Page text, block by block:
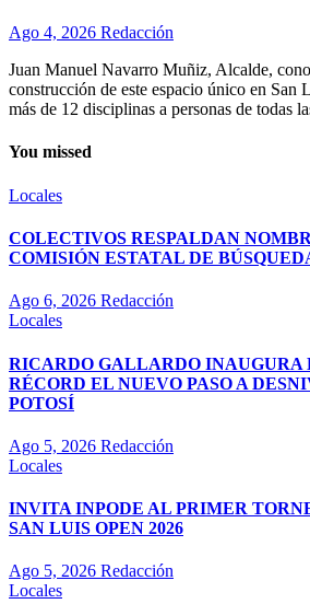
Ago 4, 2026 Redacción
Juan Manuel Navarro Muñiz, Alcalde,
construcción de este espacio único en San
más de 12 disciplinas a personas de todas
You missed
Locales
COLECTIVOS RESPALDAN
COMISIÓN ESTATAL DE
Ago 6, 2026 Redacción
Locales
RICARDO GALLARDO INAUGURA
RÉCORD EL NUEVO PASO A
POTOSÍ
Ago 5, 2026 Redacción
Locales
INVITA INPODE AL PRIMER
SAN LUIS OPEN 2026
Ago 5, 2026 Redacción
Locales